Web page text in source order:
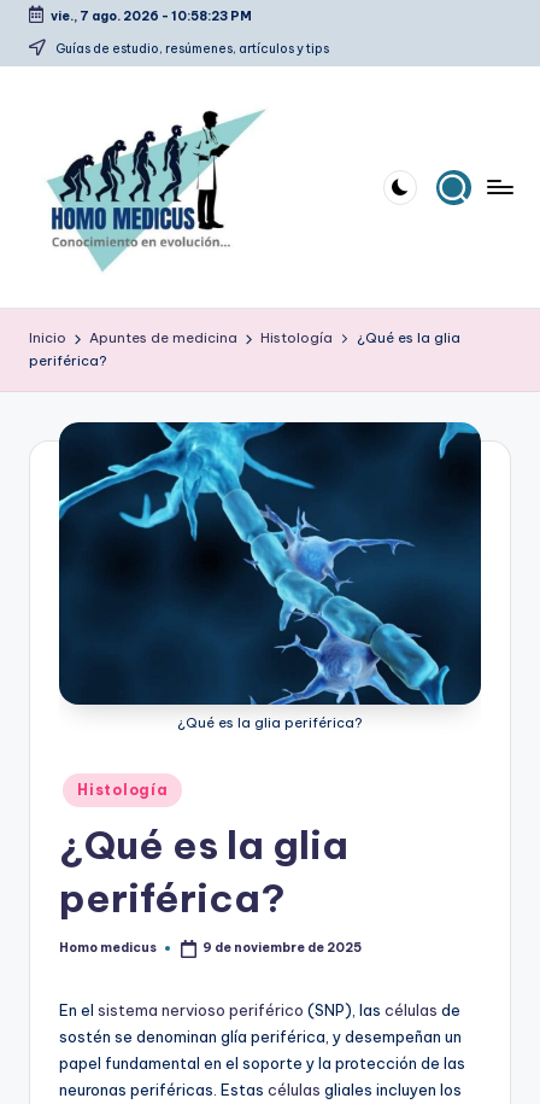
Saltar
vie., 7 ago. 2026 - 10:58:24 PM
Guías de estudio, resúmenes, artículos y tips
o
m
estudio,
Inicio Apuntes de medicina Histología
¿Qué es la glia
periférica?
¿Qué es la glia periférica?
Publicado
en
Histología
¿Qué es la glia
periférica?
Publicado
Homo medicus 9 de noviembre de 2025
En el sistema nervioso periférico (SNP), las células de
sostén se denominan glía periférica, y desempeñan un
papel fundamental en el soporte y la protección de las
neuronas periféricas. Estas células gliales incluyen los